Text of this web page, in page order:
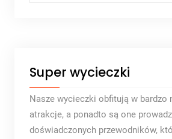
Super wycieczki
Nasze wycieczki obfitują w bardzo
atrakcje, a ponadto są one
doświadczonych przewodników,